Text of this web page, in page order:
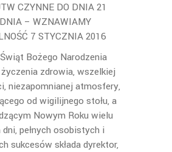
CZYNNE DO DNIA 21
– WZNAWIAMY
7 STYCZNIA 2016
Bożego Narodzenia
zdrowia, wszelkiej
niezapomnianej atmosfery,
od wigilijnego stołu, a
Nowym Roku wielu
pełnych osobistych i
sukcesów składa dyrektor,